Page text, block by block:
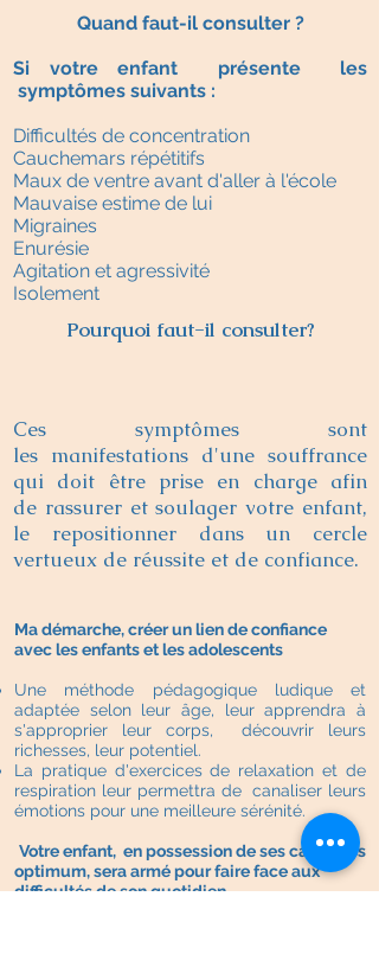
Quand faut-il consulter ?
Si votre enfant présente les
symptômes suivants :
Difficultés de concentration
Cauchemars répétitifs
Maux de ventre avant d'aller à l'école
Mauvaise estime de lui
Migraines
Enurésie
Agitation et agressivité
Isolement
Pourquoi faut-il consulter?
Ces symptômes sont
les manifestations d'une souffrance
qui doit être prise en charge afin
de rassurer et soulager votre enfant,
le repositionner dans un cercle
vertueux de réussite et de confiance.
Ma démarche, créer un lien de confiance
avec les enfants et les adolescents
Une méthode pédagogique ludique et
adaptée selon leur âge, leur apprendra à
s'approprier leur corps, découvrir leurs
richesses, leur potentiel.
La pratique d'exercices de relaxation et de
respiration leur permettra de canaliser leurs
émotions pour une meilleure sérénité.
Votre enfant, en possession de ses capacités
optimum, sera armé pour faire face aux
difficultés de son quotidien